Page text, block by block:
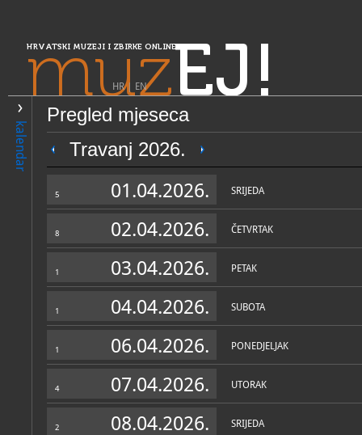
HRVATSKI MUZEJI I ZBIRKE ONLINE
muzEJ!
HR| EN
kalendar
Pregled mjeseca
Travanj 2026.
5 01.04.2026. SRIJEDA
8 02.04.2026. ČETVRTAK
1 03.04.2026. PETAK
1 04.04.2026. SUBOTA
1 06.04.2026. PONEDJELJAK
4 07.04.2026. UTORAK
2 08.04.2026. SRIJEDA
PRETRAŽIVANJE
Središnja Hrvatska
Muzejska zbirka Mošćenice
OPĆI PODACI
Muzej
smješten na brijegu, na